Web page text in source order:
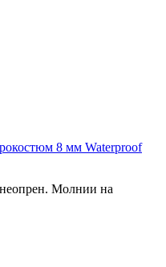
8 мм Waterproof
Молнии на